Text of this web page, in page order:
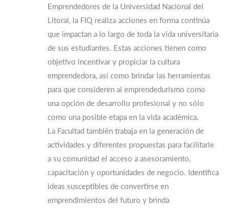
Emprendedores de la Universidad Nacional del
Litoral, la FIQ realiza acciones en forma continúa
que impactan a lo largo de toda la vida universitaria
de sus estudiantes. Estas acciones tienen como
objetivo incentivar y propiciar la cultura
emprendedora, así como brindar las herramientas
para que consideren al emprendedurismo como
una opción de desarrollo profesional y no sólo
como una posible etapa en la vida académica.
La Facultad también trabaja en la generación de
actividades y diferentes propuestas para facilitarle
a su comunidad el acceso a asesoramiento,
capacitación y oportunidades de negocio. Identifica
ideas susceptibles de convertirse en
emprendimientos del futuro y brinda